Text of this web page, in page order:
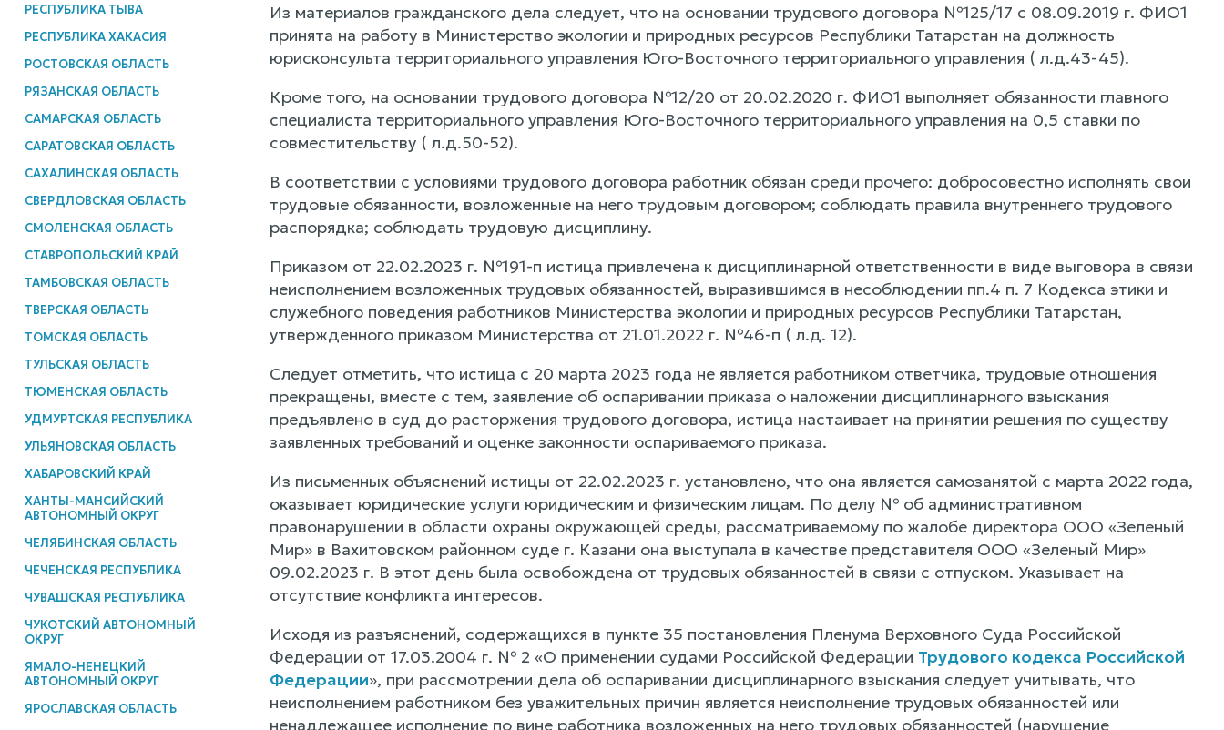
РЕСПУБЛИКА ТЫВА
РЕСПУБЛИКА ХАКАСИЯ
РОСТОВСКАЯ ОБЛАСТЬ
РЯЗАНСКАЯ ОБЛАСТЬ
САМАРСКАЯ ОБЛАСТЬ
САРАТОВСКАЯ ОБЛАСТЬ
САХАЛИНСКАЯ ОБЛАСТЬ
СВЕРДЛОВСКАЯ ОБЛАСТЬ
СМОЛЕНСКАЯ ОБЛАСТЬ
СТАВРОПОЛЬСКИЙ КРАЙ
ТАМБОВСКАЯ ОБЛАСТЬ
ТВЕРСКАЯ ОБЛАСТЬ
ТОМСКАЯ ОБЛАСТЬ
ТУЛЬСКАЯ ОБЛАСТЬ
ТЮМЕНСКАЯ ОБЛАСТЬ
УДМУРТСКАЯ РЕСПУБЛИКА
УЛЬЯНОВСКАЯ ОБЛАСТЬ
ХАБАРОВСКИЙ КРАЙ
ХАНТЫ-МАНСИЙСКИЙ
АВТОНОМНЫЙ ОКРУГ
ЧЕЛЯБИНСКАЯ ОБЛАСТЬ
ЧЕЧЕНСКАЯ РЕСПУБЛИКА
ЧУВАШСКАЯ РЕСПУБЛИКА
ЧУКОТСКИЙ АВТОНОМНЫЙ
ОКРУГ
ЯМАЛО-НЕНЕЦКИЙ
АВТОНОМНЫЙ ОКРУГ
ЯРОСЛАВСКАЯ ОБЛАСТЬ
Из материалов гражданского дела следует, что на основании трудового договора №125/17 с 08.09.2019 г. ФИО1
принята на работу в Министерство экологии и природных ресурсов Республики Татарстан на должность
юрисконсульта территориального управления Юго-Восточного территориального управления ( л.д.43-45).
Кроме того, на основании трудового договора №12/20 от 20.02.2020 г. ФИО1 выполняет обязанности главного
специалиста территориального управления Юго-Восточного территориального управления на 0,5 ставки по
совместительству ( л.д.50-52).
В соответствии с условиями трудового договора работник обязан среди прочего: добросовестно исполнять свои
трудовые обязанности, возложенные на него трудовым договором; соблюдать правила внутреннего трудового
распорядка; соблюдать трудовую дисциплину.
Приказом от 22.02.2023 г. №191-п истица привлечена к дисциплинарной ответственности в виде выговора в связи
неисполнением возложенных трудовых обязанностей, выразившимся в несоблюдении пп.4 п. 7 Кодекса этики и
служебного поведения работников Министерства экологии и природных ресурсов Республики Татарстан,
утвержденного приказом Министерства от 21.01.2022 г. №46-п ( л.д. 12).
Следует отметить, что истица с 20 марта 2023 года не является работником ответчика, трудовые отношения
прекращены, вместе с тем, заявление об оспаривании приказа о наложении дисциплинарного взыскания
предъявлено в суд до расторжения трудового договора, истица настаивает на принятии решения по существу
заявленных требований и оценке законности оспариваемого приказа.
Из письменных объяснений истицы от 22.02.2023 г. установлено, что она является самозанятой с марта 2022 года,
оказывает юридические услуги юридическим и физическим лицам. По делу № об административном
правонарушении в области охраны окружающей среды, рассматриваемому по жалобе директора ООО «Зеленый
Мир» в Вахитовском районном суде г. Казани она выступала в качестве представителя ООО «Зеленый Мир»
09.02.2023 г. В этот день была освобождена от трудовых обязанностей в связи с отпуском. Указывает на
отсутствие конфликта интересов.
Исходя из разъяснений, содержащихся в пункте 35 постановления Пленума Верховного Суда Российской
Федерации от 17.03.2004 г. № 2 «О применении судами Российской Федерации Трудового кодекса Российской
Федерации», при рассмотрении дела об оспаривании дисциплинарного взыскания следует учитывать, что
неисполнением работником без уважительных причин является неисполнение трудовых обязанностей или
ненадлежащее исполнение по вине работника возложенных на него трудовых обязанностей (нарушение